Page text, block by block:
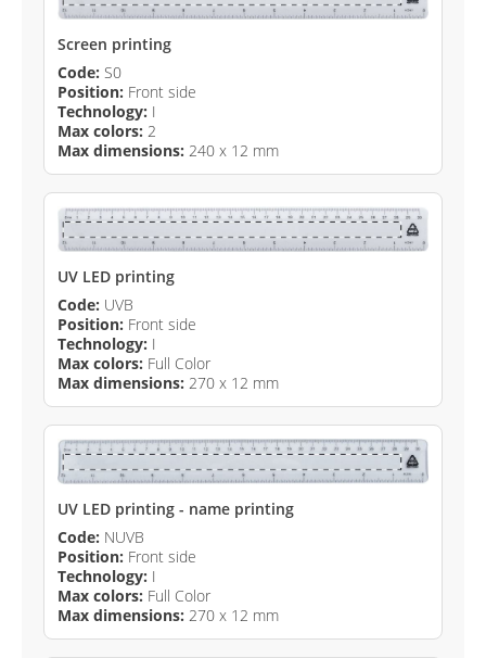
Screen printing
Code: S0
Position: Front side
Technology: I
Max colors: 2
Max dimensions: 240 x 12 mm
UV LED printing
Code: UVB
Position: Front side
Technology: I
Max colors: Full Color
Max dimensions: 270 x 12 mm
UV LED printing - name printing
Code: NUVB
Position: Front side
Technology: I
Max colors: Full Color
Max dimensions: 270 x 12 mm